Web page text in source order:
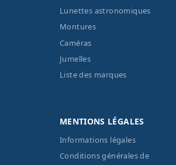
Lunettes astronomiques
Montures
Caméras
Jumelles
Liste des marques
MENTIONS LÉGALES
Informations légales
Conditions générales de